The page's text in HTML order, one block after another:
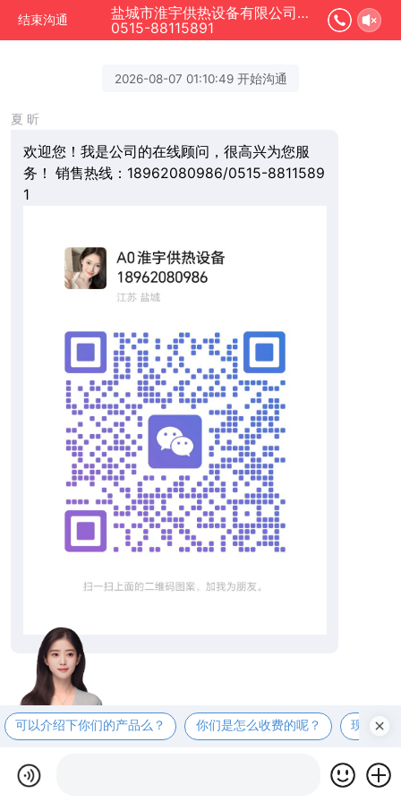
结束沟通
盐城市淮宇供热设备有限公司正在为您服务
0515-88115891
2026-08-07 01:10:49 开始沟通
夏 昕
欢迎您！我是公司的在线顾问，很高兴为您服
务！ 销售热线：18962080986/0515-8811589
1
可以介绍下你们的产品么？ 你们是怎么收费的呢？ 现在有